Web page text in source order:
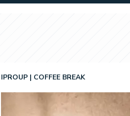
IPROUP COFFEE BREAK